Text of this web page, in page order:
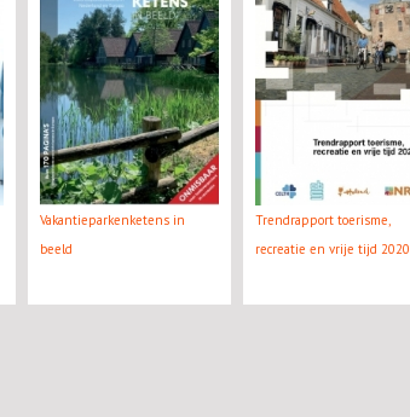
Vakantieparkenketens in
beeld
Trendrapport toerisme,
recreatie en vrije tijd 2020